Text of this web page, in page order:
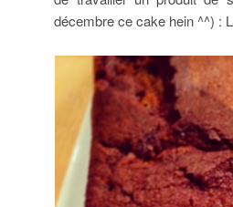
décembre ce cake hein ^^) :